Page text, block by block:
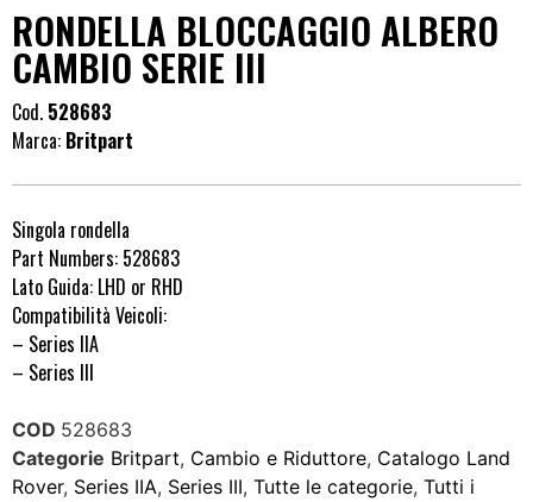
RONDELLA BLOCCAGGIO ALBERO
CAMBIO SERIE III
Cod. 528683
Marca: Britpart
Singola rondella
Part Numbers: 528683
Lato Guida: LHD or RHD
Compatibilità Veicoli:
– Series IIA
– Series III
COD 528683
Categorie Britpart, Cambio e Riduttore, Catalogo Land
Rover, Series IIA, Series III, Tutte le categorie, Tutti i